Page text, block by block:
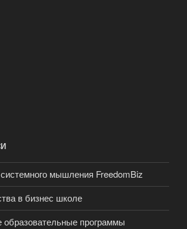
мышления FreedomBiz
в бизнес школе
образовательные программы